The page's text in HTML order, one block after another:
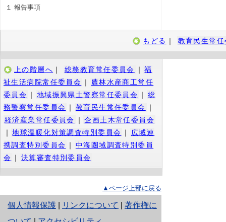
１ 報告事項
もどる ｜ 教育民生常
上の階層へ ｜ 総務教育常任委員会 ｜ 福
祉生活病院常任委員会 ｜
農林水産商工常任
委員会 ｜ 地域振興県土警察常任委員会 ｜
総
務警察常任委員会 ｜ 教育民生常任委員会
｜
経済産業常任委員会
｜ 企画土木常任委員会
｜ 地球温暖化対策調査特別委員会 ｜
広域連
携調査特別委員会 ｜
中海圏域調査特別委員
会 ｜ 決算審査特別委員会
▲ページ上部に戻る
個人情報保護
と
リンクについて
著作権に